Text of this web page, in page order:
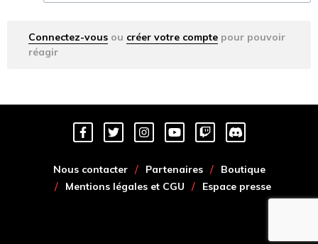
Connectez-vous ou créer votre compte pour pouvoir
réagir
Nous contacter Partenaires
Boutique
Mentions légales et CGU
Espace presse